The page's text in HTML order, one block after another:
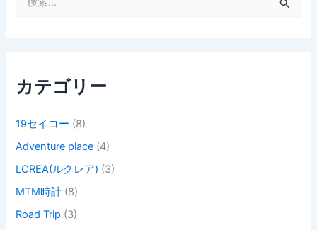
カテゴリー
19セイコー (8)
Adventure place (4)
LCREA(ルクレア) (3)
MTM時計 (8)
Road Trip (3)